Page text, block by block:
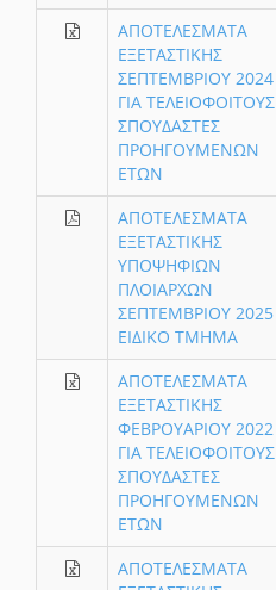
ΑΠΟΤΕΛΕΣΜΑΤΑ
ΕΞΕΤΑΣΤΙΚΗΣ
ΣΕΠΤΕΜΒΡΙΟΥ 2024
ΓΙΑ ΤΕΛΕΙΟΦΟΙΤΟΥΣ
ΣΠΟΥΔΑΣΤΕΣ
ΠΡΟΗΓΟΥΜΕΝΩΝ
ΕΤΩΝ
ΑΠΟΤΕΛΕΣΜΑΤΑ
ΕΞΕΤΑΣΤΙΚΗΣ
ΥΠΟΨΗΦΙΩΝ
ΠΛΟΙΑΡΧΩΝ
ΣΕΠΤΕΜΒΡΙΟΥ 2025
ΕΙΔΙΚΟ ΤΜΗΜΑ
ΑΠΟΤΕΛΕΣΜΑΤΑ
ΕΞΕΤΑΣΤΙΚΗΣ
ΦΕΒΡΟΥΑΡΙΟΥ 2022
ΓΙΑ ΤΕΛΕΙΟΦΟΙΤΟΥΣ
ΣΠΟΥΔΑΣΤΕΣ
ΠΡΟΗΓΟΥΜΕΝΩΝ
ΕΤΩΝ
ΑΠΟΤΕΛΕΣΜΑΤΑ